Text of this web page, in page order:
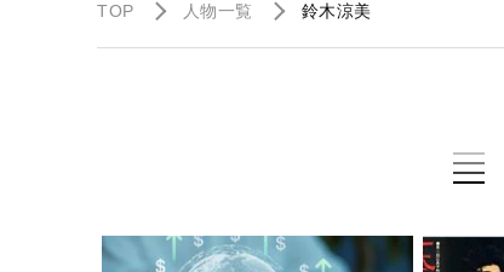
TOP 人物一覧 鈴木涼美